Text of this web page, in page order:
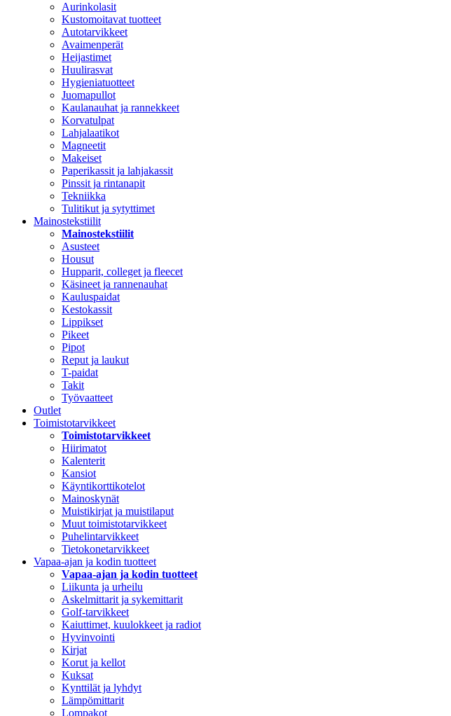
Aurinkolasit
Kustomoitavat tuotteet
Autotarvikkeet
Avaimenperät
Heijastimet
Huulirasvat
Hygieniatuotteet
Juomapullot
Kaulanauhat ja rannekkeet
Korvatulpat
Lahjalaatikot
Magneetit
Makeiset
Paperikassit ja lahjakassit
Pinssit ja rintanapit
Tekniikka
Tulitikut ja sytyttimet
Mainostekstiilit
Mainostekstiilit
Asusteet
Housut
Hupparit, colleget ja fleecet
Käsineet ja rannenauhat
Kauluspaidat
Kestokassit
Lippikset
Pikeet
Pipot
Reput ja laukut
T-paidat
Takit
Työvaatteet
Outlet
Toimistotarvikkeet
Toimistotarvikkeet
Hiirimatot
Kalenterit
Kansiot
Käyntikorttikotelot
Mainoskynät
Muistikirjat ja muistilaput
Muut toimistotarvikkeet
Puhelintarvikkeet
Tietokonetarvikkeet
Vapaa-ajan ja kodin tuotteet
Vapaa-ajan ja kodin tuotteet
Liikunta ja urheilu
Askelmittarit ja sykemittarit
Golf-tarvikkeet
Kaiuttimet, kuulokkeet ja radiot
Hyvinvointi
Kirjat
Korut ja kellot
Kuksat
Kynttilät ja lyhdyt
Lämpömittarit
Lompakot